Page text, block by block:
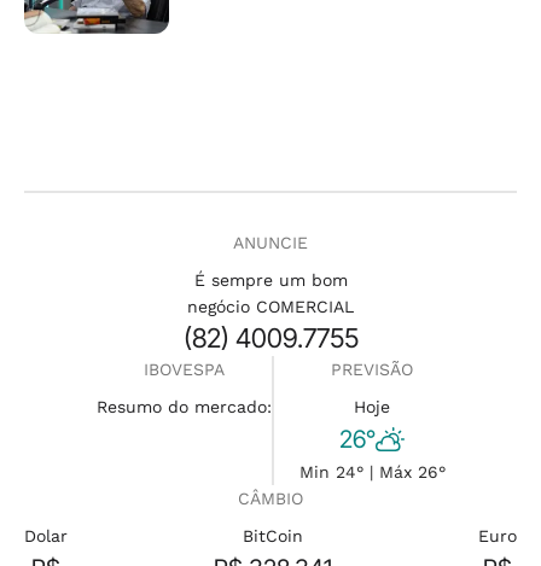
ANUNCIE
É sempre um bom
negócio COMERCIAL
(82) 4009.7755
IBOVESPA
Resumo do mercado:
PREVISÃO
Hoje
26°
Min 24° | Máx 26°
CÂMBIO
Dolar
BitCoin Euro